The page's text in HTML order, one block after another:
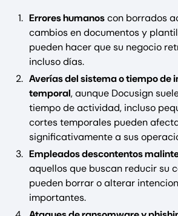
Errores humanoscon borrados
cambios en documentos y
pueden hacer que su negocio
incluso días.
Averías del sistema o tiempo de
temporal, aunque Docusign
tiempo de actividad, incluso
cortes temporales pueden
significativamente a sus
Empleados descontentos
aquellos que buscan reducir su
pueden borrar o alterar
importantes.